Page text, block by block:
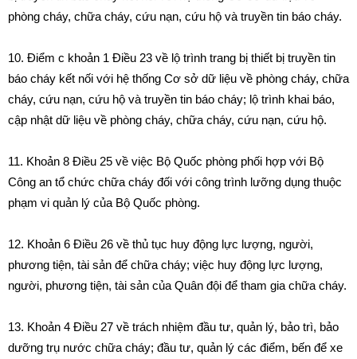
phòng cháy, chữa cháy, cứu nạn, cứu hộ và truyền tin báo cháy.
10. Điểm c khoản 1 Điều 23 về lộ trình trang bị thiết bị truyền tin
báo cháy kết nối với hệ thống Cơ sở dữ liệu về phòng cháy, chữa
cháy, cứu nạn, cứu hộ và truyền tin báo cháy; lộ trình khai báo,
cập nhật dữ liệu về phòng cháy, chữa cháy, cứu nạn, cứu hộ.
11. Khoản 8 Điều 25 về việc Bộ Quốc phòng phối hợp với Bộ
Công an tổ chức chữa cháy đối với công trình lưỡng dụng thuộc
phạm vi quản lý của Bộ Quốc phòng.
12. Khoản 6 Điều 26 về thủ tục huy động lực lượng, người,
phương tiện, tài sản để chữa cháy; việc huy động lực lượng,
người, phương tiện, tài sản của Quân đội để tham gia chữa cháy.
13. Khoản 4 Điều 27 về trách nhiệm đầu tư, quản lý, bảo trì, bảo
dưỡng trụ nước chữa cháy; đầu tư, quản lý các điểm, bến để xe